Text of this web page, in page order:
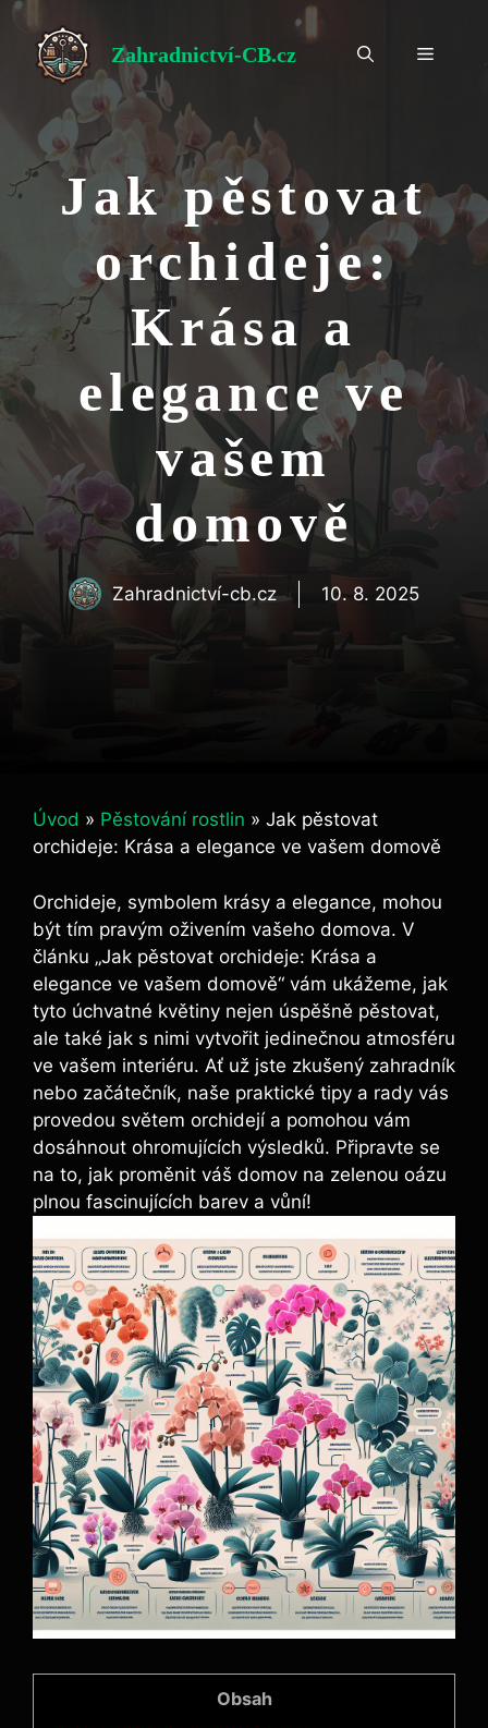
Přeskočit
obsah
Zahradnictví-CB.cz Menu
Jak pěstovat
orchideje:
Krása a
elegance ve
vašem
domově
Zahradnictví-cb.cz 10. 8. 2025
Úvod » Pěstování rostlin » Jak pěstovat
orchideje: Krása a elegance ve vašem domově
Orchideje, symbolem krásy a elegance, mohou
být tím pravým oživením vašeho domova. V
článku „Jak pěstovat orchideje: Krása a
elegance ve vašem domově“ vám ukážeme, jak
tyto úchvatné květiny nejen úspěšně pěstovat,
ale také jak s nimi vytvořit jedinečnou atmosféru
ve vašem interiéru. Ať už jste zkušený zahradník
nebo začátečník, naše praktické tipy a rady vás
provedou světem orchidejí a pomohou vám
dosáhnout ohromujících výsledků. Připravte se
na to, jak proměnit váš domov na zelenou oázu
plnou fascinujících barev a vůní!
Obsah